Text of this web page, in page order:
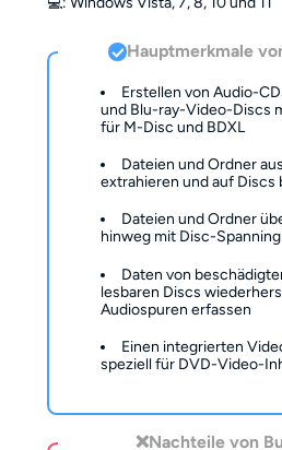
Hauptmerkmale
Erstellen von Audio-
und Blu-ray-Video-Discs
für M-Disc und BDXL
Dateien und Ordner
extrahieren und auf Discs
Dateien und Ordner
hinweg mit Disc-
Daten von
lesbaren Discs
Audiospuren erfassen
Einen integrierten
speziell für DVD-Video-
❌Nachteile von